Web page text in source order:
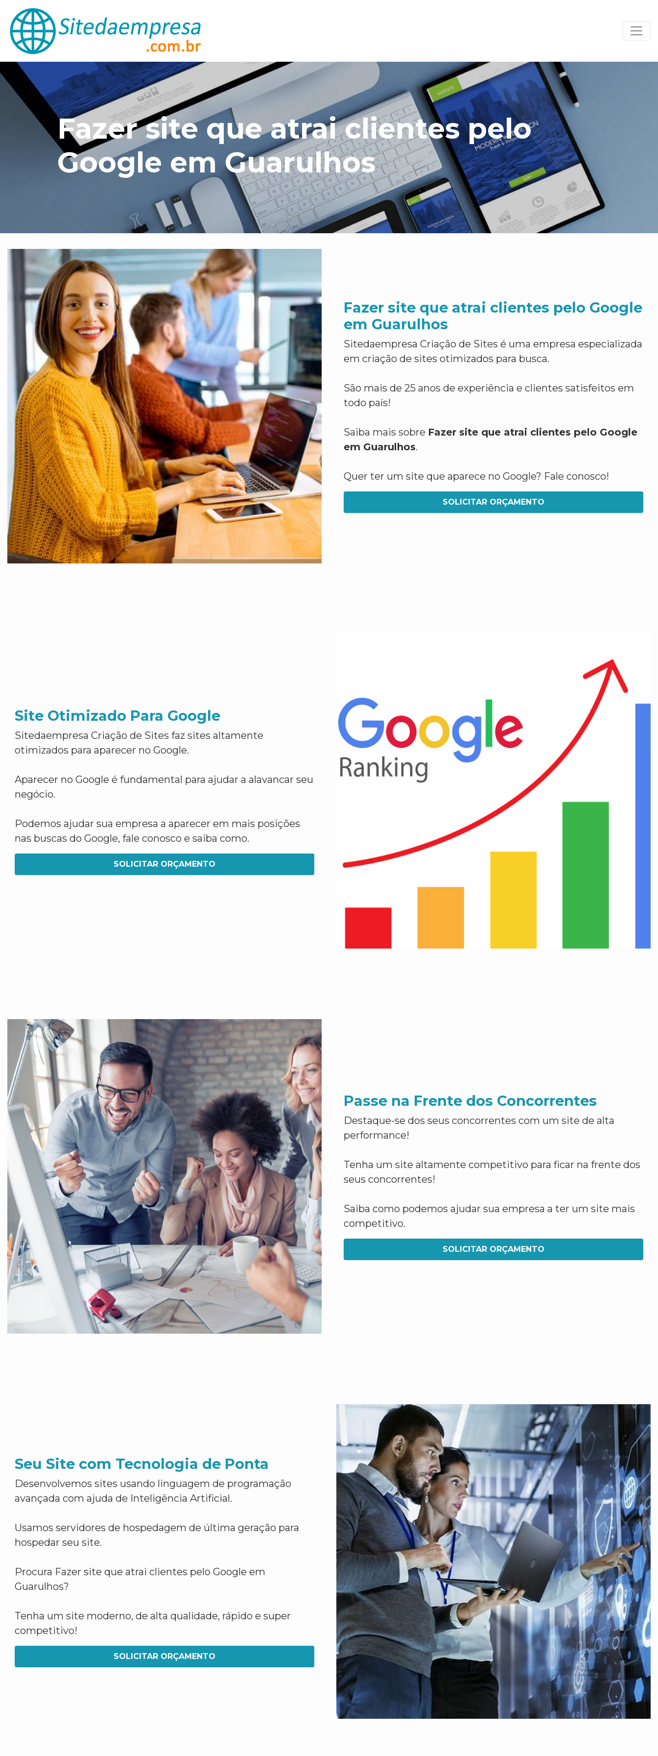
Fazer site que atrai clientes pelo
Google em Guarulhos
Fazer site que atrai clientes pelo Google
em Guarulhos
Sitedaempresa Criação de Sites é uma empresa especializada
em criação de sites otimizados para busca.
São mais de 25 anos de experiência e clientes satisfeitos em
todo país!
Saiba mais sobre Fazer site que atrai clientes pelo Google
em Guarulhos.
Quer ter um site que aparece no Google? Fale conosco!
SOLICITAR ORÇAMENTO
Site Otimizado Para Google
Sitedaempresa Criação de Sites faz sites altamente
otimizados para aparecer no Google.
Aparecer no Google é fundamental para ajudar a alavancar seu
negócio.
Podemos ajudar sua empresa a aparecer em mais posições
nas buscas do Google, fale conosco e saiba como.
SOLICITAR ORÇAMENTO
Passe na Frente dos Concorrentes
Destaque-se dos seus concorrentes com um site de alta
performance!
Tenha um site altamente competitivo para ficar na frente dos
seus concorrentes!
Saiba como podemos ajudar sua empresa a ter um site mais
competitivo.
SOLICITAR ORÇAMENTO
Seu Site com Tecnologia de Ponta
Desenvolvemos sites usando linguagem de programação
avançada com ajuda de Inteligência Artificial.
Usamos servidores de hospedagem de última geração para
hospedar seu site.
Procura Fazer site que atrai clientes pelo Google em
Guarulhos?
Tenha um site moderno, de alta qualidade, rápido e super
competitivo!
SOLICITAR ORÇAMENTO